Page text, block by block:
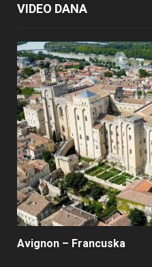
VIDEO DANA
Avignon – Francuska